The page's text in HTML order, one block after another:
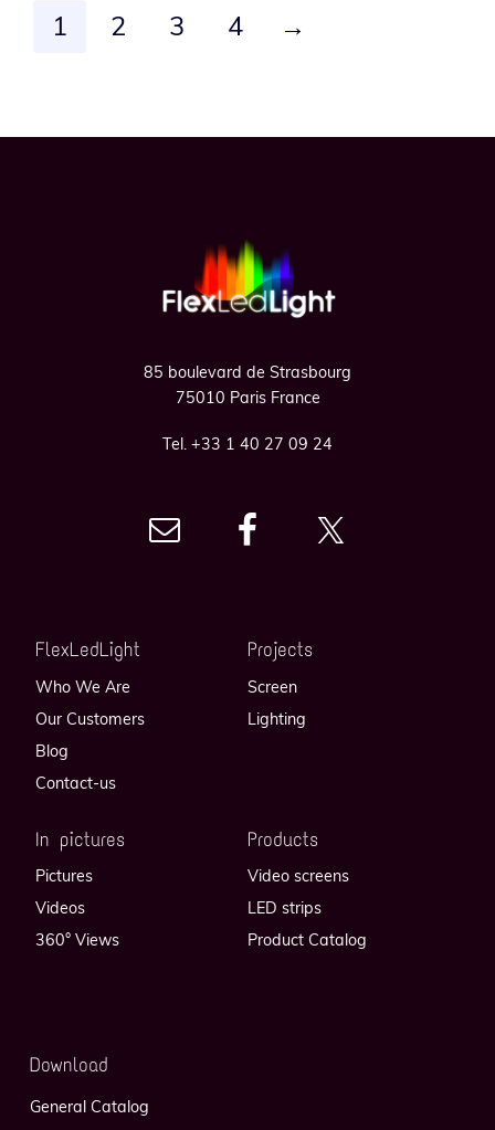
1 2 3 4 →
85 boulevard de Strasbourg
75010 Paris France
Tel. +33 1 40 27 09 24
FlexLedLight
Who We Are
Our Customers
Blog
Contact-us
Projects
Screen
Lighting
In pictures
Pictures
Videos
360° Views
Products
Video screens
LED strips
Product Catalog
Download
General Catalog